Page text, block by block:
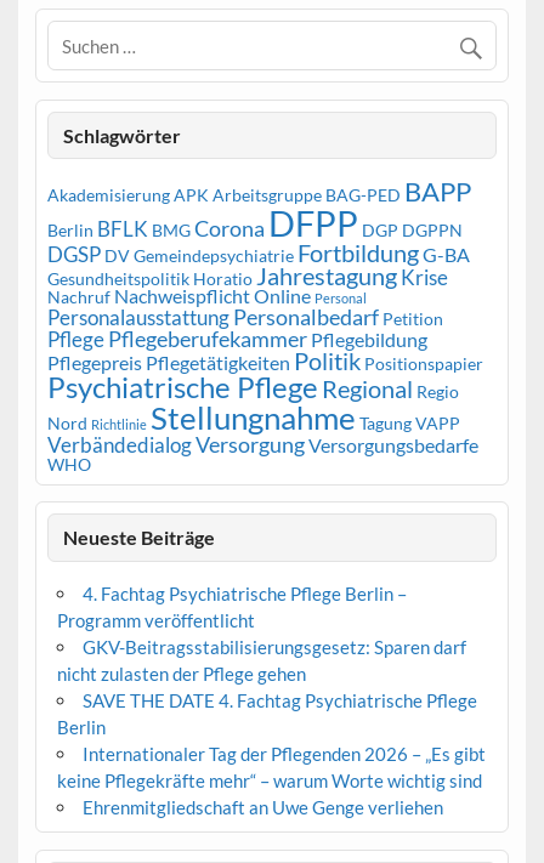
Schlagwörter
AkademisierungAPK Arbeitsgruppe BAG-PED BAPP
Berlin BFLK BMGCorona DFPP DGP DGPPN
DGSP DV Gemeindepsychiatrie FortbildungG-BA
Gesundheitspolitik Horatio JahrestagungKrise
Nachruf NachweispflichtOnline Personal
PersonalausstattungPersonalbedarf Petition
PflegePflegeberufekammer Pflegebildung
Pflegepreis Pflegetätigkeiten Politik Positionspapier
Psychiatrische Pflege Regional Regio
Nord Richtlinie Stellungnahme TagungVAPP
VerbändedialogVersorgungVersorgungsbedarfe
WHO
Neueste Beiträge
4. Fachtag Psychiatrische Pflege Berlin –
Programm veröffentlicht
GKV-Beitragsstabilisierungsgesetz: Sparen darf
nicht zulasten der Pflege gehen
SAVE THE DATE 4. Fachtag Psychiatrische Pflege
Berlin
Internationaler Tag der Pflegenden 2026 – „Es gibt
keine Pflegekräfte mehr“ – warum Worte wichtig sind
Ehrenmitgliedschaft an Uwe Genge verliehen